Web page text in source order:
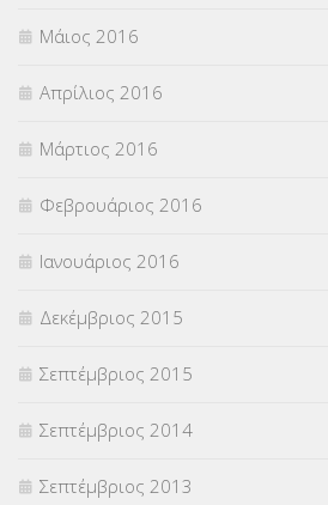
Μάιος 2016
Απρίλιος 2016
Μάρτιος 2016
Φεβρουάριος 2016
Ιανουάριος 2016
Δεκέμβριος 2015
Σεπτέμβριος 2015
Σεπτέμβριος 2014
Σεπτέμβριος 2013